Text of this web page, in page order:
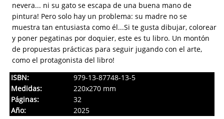
nevera... ni su gato se escapa de una buena mano de
pintura! Pero solo hay un problema: su madre no se
muestra tan entusiasta como él...Si te gusta dibujar, colorear
y poner pegatinas por doquier, este es tu libro. Un montón
de propuestas prácticas para seguir jugando con el arte,
como el protagonista del libro!
ISBN:
979-13-87748-13-5
Medidas:
220x270 mm
Páginas:
32
Año:
2025